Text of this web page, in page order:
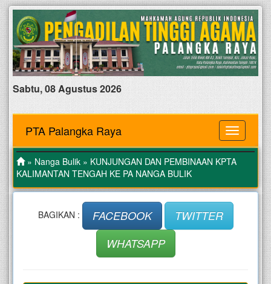
Sabtu, 08 Agustus 2026
MENU
PTA Palangka Raya
» Nanga Bulik » KUNJUNGAN DAN PEMBINAAN KPTA
KALIMANTAN TENGAH KE PA NANGA BULIK
BAGIKAN : FACEBOOK
TWITTER
WHATSAPP